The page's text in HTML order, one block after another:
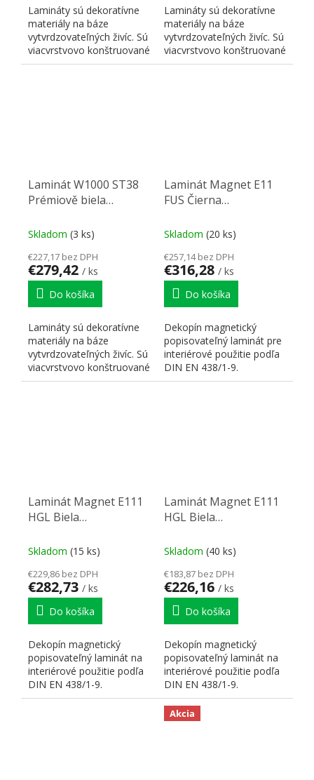
Lamináty sú dekoratívne
materiály na báze
vytvrdzovateľných živíc. Sú
viacvrstvovo konštruované
a skladajú sa z...
Lamináty sú dekoratívne
materiály na báze
vytvrdzovateľných živíc. Sú
viacvrstvovo konštruované
a skladajú sa z...
Laminát W1000 ST38
Prémiově biela
Skladom (3 ks)
€227,17 bez DPH
€279,42 / ks
Do košíka
Lamináty sú dekoratívne
materiály na báze
vytvrdzovateľných živíc. Sú
viacvrstvovo konštruované
a skladajú sa z...
Laminát Magnet E11
FUS Čierna
Skladom (20 ks)
€257,14 bez DPH
€316,28 / ks
Do košíka
Dekopín magnetický
popisovateľný laminát pre
interiérové použitie podľa
DIN EN 438/1-9.
POUŽITIE: vertikálne,
Laminát Magnet E111
HGL Biela
Skladom (15 ks)
€229,86 bez DPH
€282,73 / ks
Do košíka
Dekopín magnetický
popisovateľný laminát na
interiérové použitie podľa
DIN EN 438/1-9.
POUŽITIE: vertikálne,
Laminát Magnet E111
HGL Biela
Skladom (40 ks)
€183,87 bez DPH
€226,16 / ks
Do košíka
Dekopín magnetický
popisovateľný laminát na
interiérové použitie podľa
DIN EN 438/1-9.
POUŽITIE: vertikálne,
školy,...
Akcia